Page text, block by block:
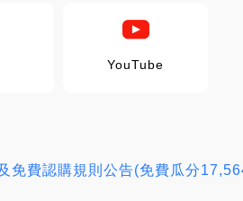
YouTube
費認購規則公告(免費瓜分